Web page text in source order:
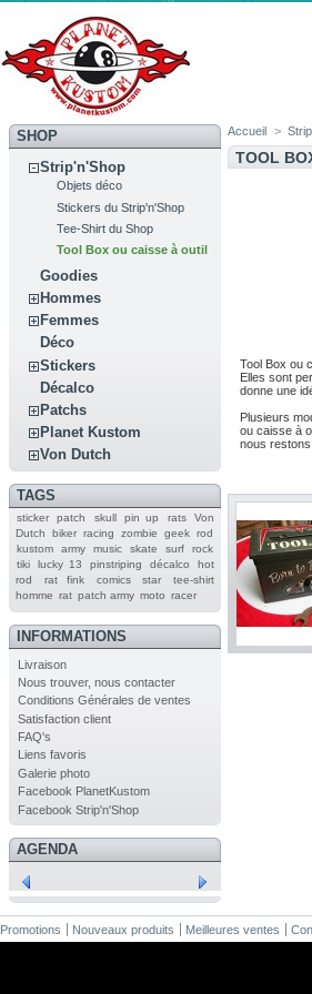
SHOP
Strip'n'Shop
Objets déco
Stickers du Strip'n'Shop
Tee-Shirt du Shop
Tool Box ou caisse à outil
Goodies
Hommes
Femmes
Déco
Stickers
Décalco
Patchs
Planet Kustom
Von Dutch
TAGS
sticker patch skull pin up rats
Von
Dutch
biker racing zombie geek rod
kustom
army music skate surf
rock
tiki
lucky 13 pinstriping décalco
hot
rod
rat fink comics star
tee-shirt
homme rat patch army moto racer
INFORMATIONS
Livraison
Nous trouver, nous contacter
Conditions Générales de ventes
Satisfaction client
FAQ's
Liens favoris
Galerie photo
Facebook PlanetKustom
Facebook Strip'n'Shop
AGENDA
Accueil >
TOOL
Tool Box ou
Elles sont
donne une
Plusieurs
ou caisse à
nous
Promotions Nouveaux produits Meilleures ventes